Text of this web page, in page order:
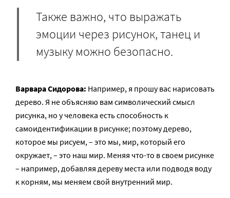
Также важно, что выражать
эмоции через рисунок, танец и
музыку можно безопасно.
Варвара Сидорова: Например, я прошу вас нарисовать
дерево. Я не объясняю вам символический смысл
рисунка, но у человека есть способность к
самоидентификации в рисунке; поэтому дерево,
которое мы рисуем, – это мы, мир, который его
окружает, – это наш мир. Меняя что-то в своем рисунке
– например, добавляя дереву места или подводя воду
к корням, мы меняем свой внутренний мир.